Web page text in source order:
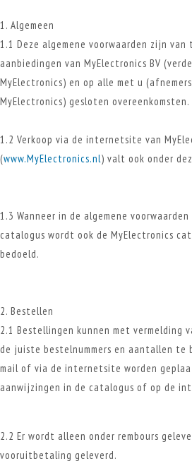
1. Algemeen
1.1 Deze algemene voorwaarden zijn van
aanbiedingen van MyElectronics BV
MyElectronics) en op alle met u
MyElectronics) gesloten overeenkomsten.
1.2 Verkoop via de internetsite van
(www.MyElectronics.nl) valt ook onder
1.3 Wanneer in de algemene
catalogus wordt ook de MyElectronics
bedoeld.
2. Bestellen
2.1 Bestellingen kunnen met vermelding
de juiste bestelnummers en aantallen te
mail of via de internetsite worden
aanwijzingen in de catalogus of op de
2.2 Er wordt alleen onder rembours
vooruitbetaling geleverd.